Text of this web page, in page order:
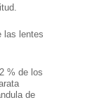
las lentes
% de los
de